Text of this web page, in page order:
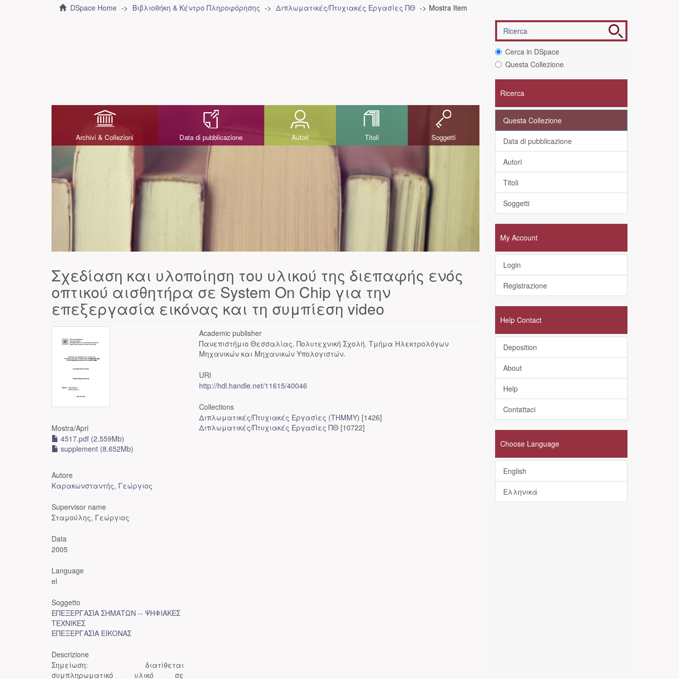
DSpace Home Βιβλιοθήκη & Κέντρο Πληροφόρησης Διπλωματικές/Πτυχιακές Εργασίες ΠΘ Mostra Item
Archivi & Collezioni Data di pubblicazione Autori Titoli Soggetti
Σχεδίαση και υλοποίηση του υλικού της διεπαφής ενός
οπτικού αισθητήρα σε System On Chip για την
επεξεργασία εικόνας και τη συμπίεση video
Mostra/Apri
4517.pdf (2.559Mb)
supplement (8.652Mb)
Autore
Καρακωνσταντής, Γεώργιος
Supervisor name
Σταμούλης, Γεώργιος
Data
2005
Language
el
Soggetto
ΕΠΕΞΕΡΓΑΣΙΑ ΣΗΜΑΤΩΝ -- ΨΗΦΙΑΚΕΣ
ΤΕΧΝΙΚΕΣ
ΕΠΕΞΕΡΓΑΣΙΑ ΕΙΚΟΝΑΣ
Descrizione
Σημείωση: διατίθεται
συμπληρωματικό υλικό σε
Academic publisher
Πανεπιστήμιο Θεσσαλίας. Πολυτεχνική Σχολή. Τμήμα Ηλεκτρολόγων
Μηχανικών και Μηχανικών Υπολογιστών.
URI
http://hdl.handle.net/11615/40046
Collections
Διπλωματικές/Πτυχιακές Εργασίες (ΤΗΜΜΥ) [1426]
Διπλωματικές/Πτυχιακές Εργασίες ΠΘ [10722]
Cerca in DSpace
Questa Collezione
Ricerca
Questa Collezione
Data di pubblicazione
Autori
Titoli
Soggetti
My Account
Login
Registrazione
Help Contact
Deposition
About
Help
Contattaci
Choose Language
English
Ελληνικά